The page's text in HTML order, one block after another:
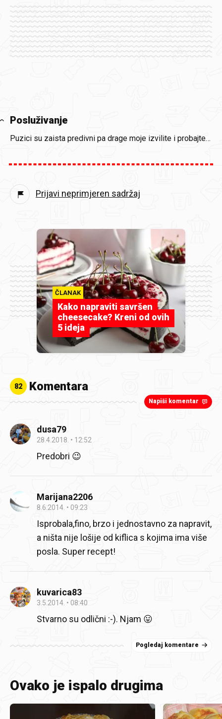
Posluživanje
Puzici su zaista predivni pa drage moje izvilite i probajte…
Prijavi neprimjeren sadržaj
ČLANAK
Kako napraviti savršen
cheesecake? Kreni od ovih
5 ideja
82 Komentara
Napiši komentar
dusa79
28.4.2018. 12:52
Predobri 😉
Marijana2206
8.6.2014. 09:23
Isprobala,fino, brzo i jednostavno za napravit,
a ništa nije lošije od kiflica s kojima ima više
posla. Super recept!
kuvarica83
3.5.2014. 08:40
Stvarno su odlični :-). Njam 😛
Pogledaj komentare
Ovako je ispalo drugima